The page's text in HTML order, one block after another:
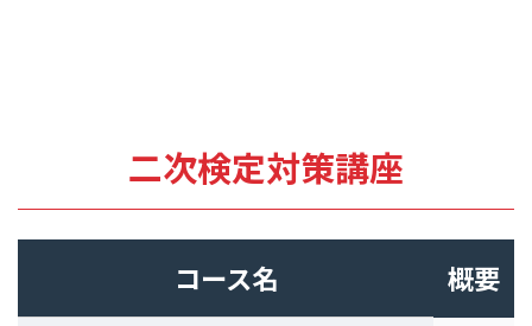
二次検定対策講座
コース名
概要